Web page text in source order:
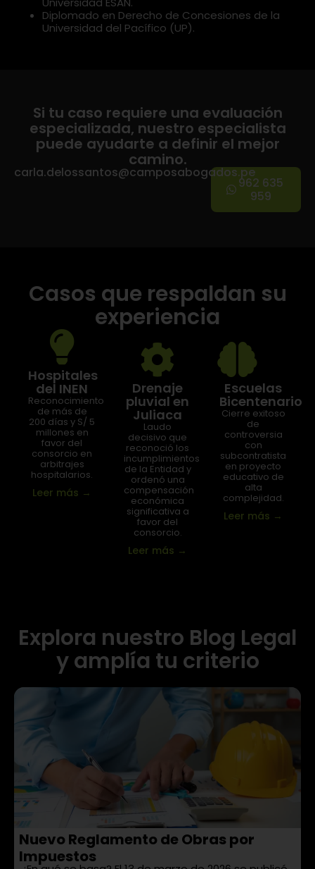
Diplomado en Derecho de Concesiones de la
Universidad del Pacífico (UP).
Si tu caso requiere una evaluación
especializada, nuestro especialista
puede ayudarte a definir el mejor
camino.
962 635
959
carla.delossantos@camposabogados.pe
Casos que respaldan su
experiencia
Hospitales
del INEN
Reconocimiento
de más de
200 días y S/ 5
millones en
favor del
consorcio en
arbitrajes
hospitalarios.
Leer más →
Drenaje
pluvial en
Juliaca
Laudo
decisivo que
reconoció los
incumplimientos
de la Entidad y
ordenó una
compensación
económica
significativa a
favor del
consorcio.
Leer más →
Escuelas
Bicentenario
Cierre exitoso
de
controversia
con
subcontratista
en proyecto
educativo de
alta
complejidad.
Leer más →
Explora nuestro Blog Legal
y amplía tu criterio
Nuevo Reglamento de Obras por
Impuestos